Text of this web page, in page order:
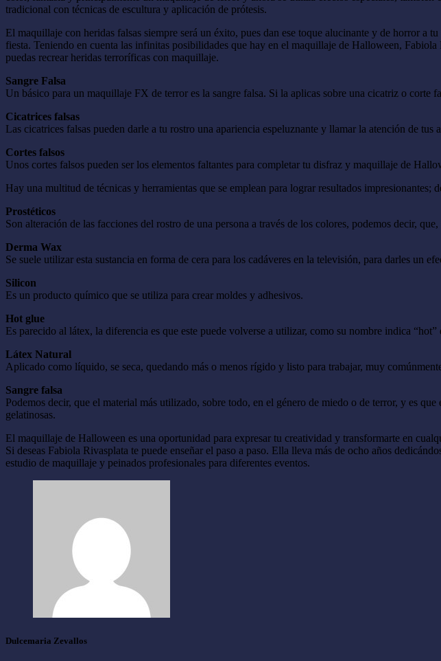
tradicional con técnicas de escultura y aplicación de prótesis.
El maquillaje con heridas falsas siempre será un éxito, pues dan ese toque alucinante y de horror a
fiesta. Teniendo en cuenta las infinitas posibilidades que hay en el maquillaje de Halloween,
puedas recrear heridas terroríficas con maquillaje.
Sangre Falsa
Un básico para un maquillaje FX de terror es la sangre falsa. Si la aplicas sobre una cicatriz o corte
Cicatrices falsas
Las cicatrices falsas pueden darle a tu rostro una apariencia espeluznante y llamar la atención de tus
Cortes falsos
Unos cortes falsos pueden ser los elementos faltantes para completar tu disfraz y maquillaje de
Hay una multitud de técnicas y herramientas que se emplean para lograr resultados impresionantes;
Prostéticos
Son alteración de las facciones del rostro de una persona a través de los colores, podemos decir,
Derma Wax
Se suele utilizar esta sustancia en forma de cera para los cadáveres en la televisión, para darles un
Silicon
Es un producto químico que se utiliza para crear moldes y adhesivos.
Hot glue
Es parecido al látex, la diferencia es que este puede volverse a utilizar, como su nombre indica
Látex Natural
Aplicado como líquido, se seca, quedando más o menos rígido y listo para trabajar, muy
Sangre falsa
Podemos decir, que el material más utilizado, sobre todo, en el género de miedo o de terror, y es
gelatinosas.
El maquillaje de Halloween es una oportunidad para expresar tu creatividad y transformarte en
Si deseas Fabiola Rivasplata te puede enseñar el paso a paso. Ella lleva más de ocho años
estudio de maquillaje y peinados profesionales para diferentes eventos.
Dulcemaria Zevallos